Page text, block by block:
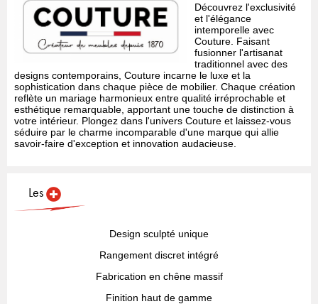
Découvrez l'exclusivité
et l'élégance
intemporelle avec
Couture. Faisant
fusionner l'artisanat
traditionnel avec des
designs contemporains, Couture incarne le luxe et la
sophistication dans chaque pièce de mobilier. Chaque création
reflète un mariage harmonieux entre qualité irréprochable et
esthétique remarquable, apportant une touche de distinction à
votre intérieur. Plongez dans l'univers Couture et laissez-vous
séduire par le charme incomparable d'une marque qui allie
savoir-faire d'exception et innovation audacieuse.
Les
Design sculpté unique
Rangement discret intégré
Fabrication en chêne massif
Finition haut de gamme